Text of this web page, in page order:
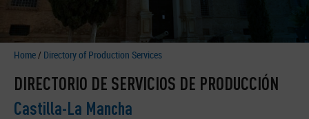
Home/ Directory of Production Services
DIRECTORIO DE SERVICIOS DE PRODUCCIÓN
Castilla-La Mancha